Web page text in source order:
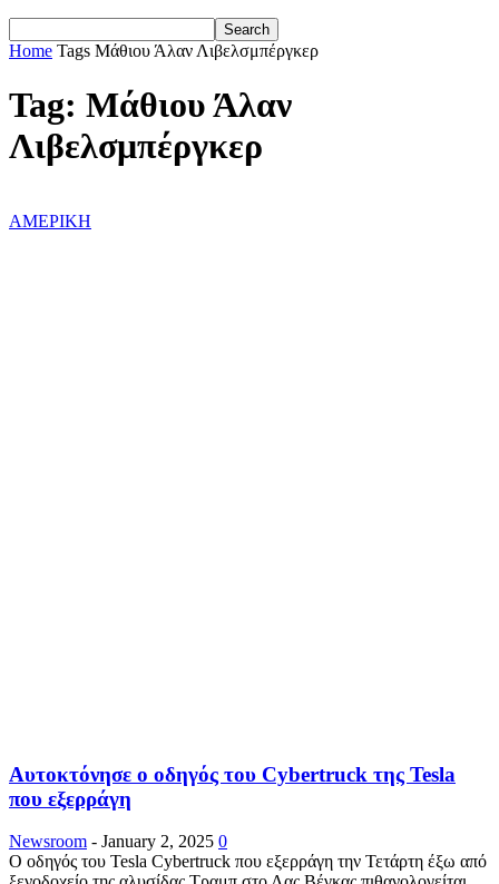
Home Tags Μάθιου Άλαν Λιβελσμπέργκερ
Tag: Μάθιου Άλαν
Λιβελσμπέργκερ
ΑΜΕΡΙΚΗ
Αυτοκτόνησε ο οδηγός του Cybertruck της Tesla
που εξερράγη
Newsroom - January 2, 2025 0
Ο οδηγός του Tesla Cybertruck που εξερράγη την Τετάρτη έξω από